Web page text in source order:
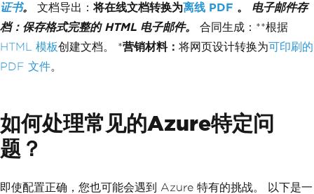
}
private
string GetSectionName
page
Number)
{
// Logic to determine section based on
page number
}
证书。 文档导出：将在线文档转换为离线 PDF 。 电子邮件存
档： 保存格式完整的 HTML 电子邮件。 合同生成：**根据
HTML 模板创建文档。 *营销材料： 将网页设计转换为可印刷的
PDF 文件。
如何处理常见的Azure特定问
题？
即使配置正确，您也可能会遇到 Azure 特有的挑战。 以下是一